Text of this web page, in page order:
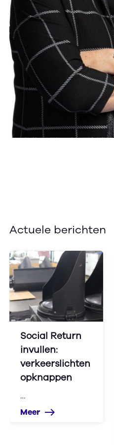
Actuele berichten
Social Return
invullen:
verkeerslichten
opknappen
…
Meer east